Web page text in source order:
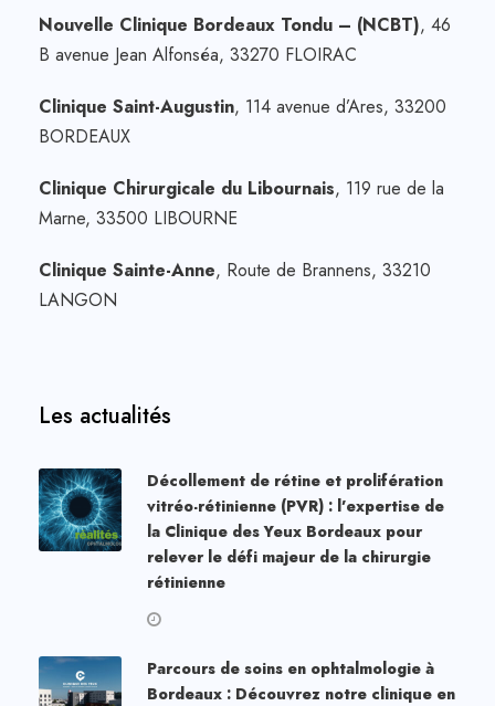
Nouvelle Clinique Bordeaux Tondu – (NCBT), 46
B avenue Jean Alfonséa, 33270 FLOIRAC
Clinique Saint-Augustin, 114 avenue d’Ares, 33200
BORDEAUX
Clinique Chirurgicale du Libournais, 119 rue de la
Marne, 33500 LIBOURNE
Clinique Sainte-Anne, Route de Brannens, 33210
LANGON
Les actualités
Décollement de rétine et prolifération
vitréo-rétinienne (PVR) : l’expertise de
la Clinique des Yeux Bordeaux pour
relever le défi majeur de la chirurgie
rétinienne
Parcours de soins en ophtalmologie à
Bordeaux : Découvrez notre clinique en